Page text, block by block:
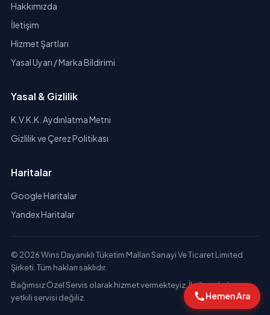
Hakkımızda
İletişim
Hizmet Şartları
Yasal Uyarı / Marka Bildirimi
Yasal & Gizlilik
K.V.K.K. Aydınlatma Metni
Gizlilik ve Çerez Politikası
Haritalar
Google Haritalar
Yandex Haritalar
© 2026 Wins Dayanıklı Tüketim Malları Sanayi Ve Ticaret Limited
Şirketi. Tüm hakları saklıdır.
Bağımsız Özel Servis olarak hizmet vermekteyiz. İlgili markaların
yetkili servisi değiliz.
Hemen Ara